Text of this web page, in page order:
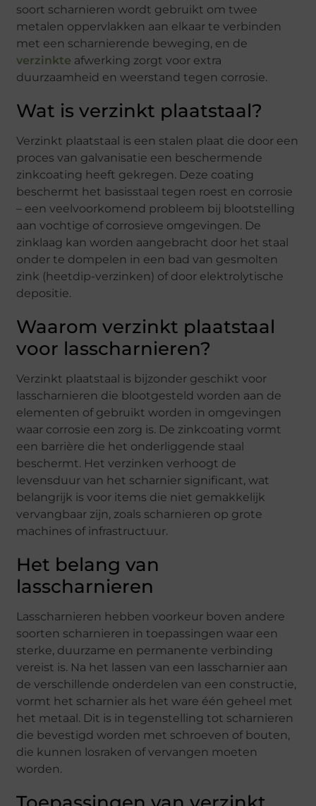
soort scharnieren wordt gebruikt om twee
metalen oppervlakken aan elkaar te verbinden
met een scharnierende beweging, en de
verzinkte afwerking zorgt voor extra
duurzaamheid en weerstand tegen corrosie.
Wat is verzinkt plaatstaal?
Verzinkt plaatstaal is een stalen plaat die door een
proces van galvanisatie een beschermende
zinkcoating heeft gekregen. Deze coating
beschermt het basisstaal tegen roest en corrosie
– een veelvoorkomend probleem bij blootstelling
aan vochtige of corrosieve omgevingen. De
zinklaag kan worden aangebracht door het staal
onder te dompelen in een bad van gesmolten
zink (heetdip-verzinken) of door elektrolytische
depositie.
Waarom verzinkt plaatstaal
voor lasscharnieren?
Verzinkt plaatstaal is bijzonder geschikt voor
lasscharnieren die blootgesteld worden aan de
elementen of gebruikt worden in omgevingen
waar corrosie een zorg is. De zinkcoating vormt
een barrière die het onderliggende staal
beschermt. Het verzinken verhoogt de
levensduur van het scharnier significant, wat
belangrijk is voor items die niet gemakkelijk
vervangbaar zijn, zoals scharnieren op grote
machines of infrastructuur.
Het belang van
lasscharnieren
Lasscharnieren hebben voorkeur boven andere
soorten scharnieren in toepassingen waar een
sterke, duurzame en permanente verbinding
vereist is. Na het lassen van een lasscharnier aan
de verschillende onderdelen van een constructie,
vormt het scharnier als het ware één geheel met
het metaal. Dit is in tegenstelling tot scharnieren
die bevestigd worden met schroeven of bouten,
die kunnen losraken of vervangen moeten
worden.